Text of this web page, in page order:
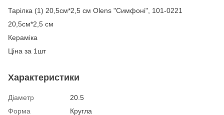
Тарілка (1) 20,5см*2,5 см Olens "Симфоні", 101-0221
20,5см*2,5 см
Кераміка
Ціна за 1шт
Характеристики
Діаметр
20.5
Форма
Кругла